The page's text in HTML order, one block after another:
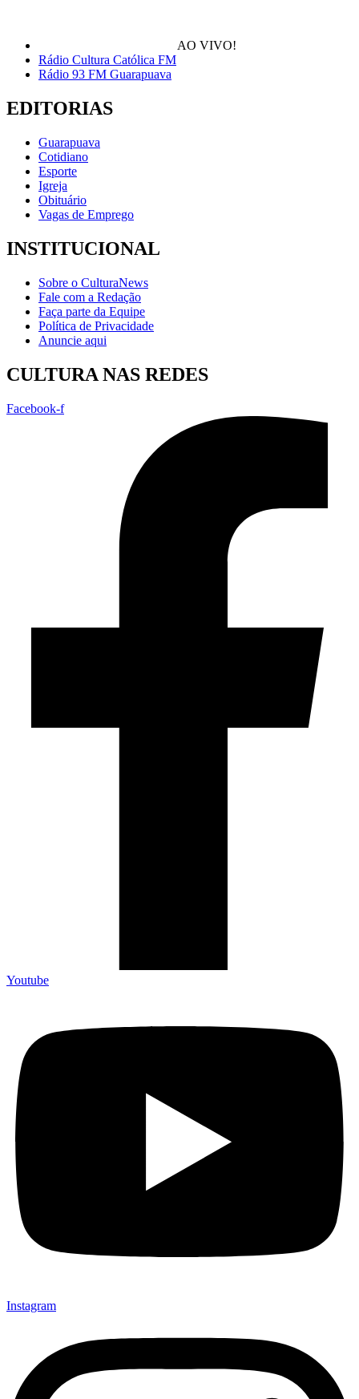
AO VIVO!
Rádio Cultura Católica FM
Rádio 93 FM Guarapuava
EDITORIAS
Guarapuava
Cotidiano
Esporte
Igreja
Obituário
Vagas de Emprego
INSTITUCIONAL
Sobre o CulturaNews
Fale com a Redação
Faça parte da Equipe
Política de Privacidade
Anuncie aqui
CULTURA NAS REDES
Facebook-f
Youtube
Instagram